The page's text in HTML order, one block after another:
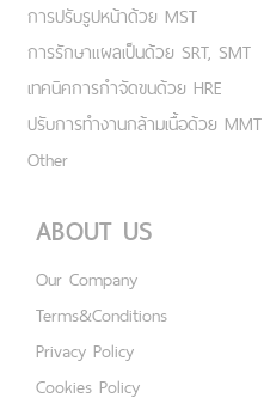
การปรับรูปหน้าด้วย MST
การรักษาแผลเป็นด้วย SRT, SMT
เทคนิคการกำจัดขนด้วย HRE
ปรับการทำงานกล้ามเนื้อด้วย MMT
Other
ABOUT US
Our Company
Terms&Conditions
Privacy Policy
Cookies Policy